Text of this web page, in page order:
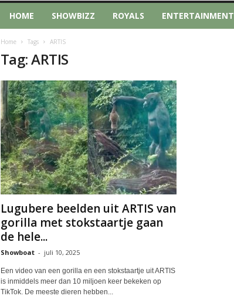
HOME SHOWBIZZ ROYALS ENTERTAINMENT
Home Tags ARTIS
Tag: ARTIS
Lugubere beelden uit ARTIS van
gorilla met stokstaartje gaan
de hele...
Showboat - juli 10, 2025
Een video van een gorilla en een stokstaartje uit ARTIS
is inmiddels meer dan 10 miljoen keer bekeken op
TikTok. De meeste dieren hebben...